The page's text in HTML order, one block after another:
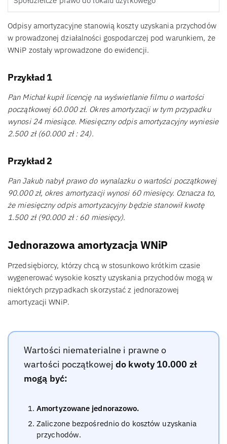
Odpisy amortyzacyjne stanowią koszty uzyskania przychodów
w prowadzonej działalności gospodarczej pod warunkiem, że
WNiP zostały wprowadzone do ewidencji.
Przykład 1
Pan Michał kupił licencję na wyświetlanie filmu o wartości
początkowej 60.000 zł. Okres amortyzacji w tym przypadku
wynosi 24 miesiące. Miesięczny odpis amortyzacyjny wyniesie
2.500 zł (60.000 zł : 24).
Przykład 2
Pan Jakub nabył prawo do wynalazku o wartości początkowej
90.000 zł, okres amortyzacji wynosi 60 miesięcy. Oznacza to,
że miesięczny odpis amortyzacyjny będzie stanowił kwotę
1.500 zł (90.000 zł : 60 miesięcy).
Jednorazowa amortyzacja WNiP
Przedsiębiorcy, którzy chcą w stosunkowo krótkim czasie
wygenerować wysokie koszty uzyskania przychodów mogą w
niektórych przypadkach skorzystać z jednorazowej
amortyzacji WNiP.
Wartości niematerialne i prawne o
wartości początkowej do kwoty 10.000 zł
mogą być:
Amortyzowane jednorazowo.
Zaliczone bezpośrednio do kosztów uzyskania
przychodów.